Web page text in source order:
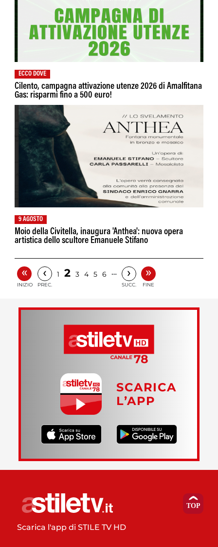
ECCO DOVE
Cilento, campagna attivazione utenze 2026 di Amalfitana
Gas: risparmi fino a 500 euro!
9 AGOSTO
Moio della Civitella, inaugura 'Anthea': nuova opera
artistica dello scultore Emanuele Stifano
«
INIZIO
‹
PREC.
1 2 3 4 5 6 … ›
SUCC.
»
FINE
SCARICA
L’APP
Scarica l'app di STILE TV HD